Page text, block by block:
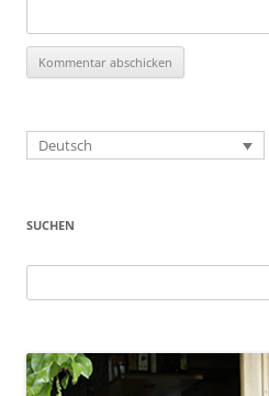
Deutsch
SUCHEN
nach: